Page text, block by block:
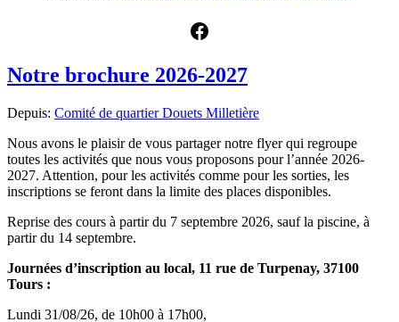
Facebook
Notre brochure 2026-2027
Depuis: Comité de quartier Douets Milletière
Nous avons le plaisir de vous partager notre flyer qui regroupe
toutes les activités que nous vous proposons pour l’année 2026-
2027. Attention, pour les activités comme pour les sorties, les
inscriptions se feront dans la limite des places disponibles.
Reprise des cours à partir du 7 septembre 2026, sauf la piscine, à
partir du 14 septembre.
Journées d’inscription au local, 11 rue de Turpenay, 37100
Tours :
Lundi 31/08/26, de 10h00 à 17h00,